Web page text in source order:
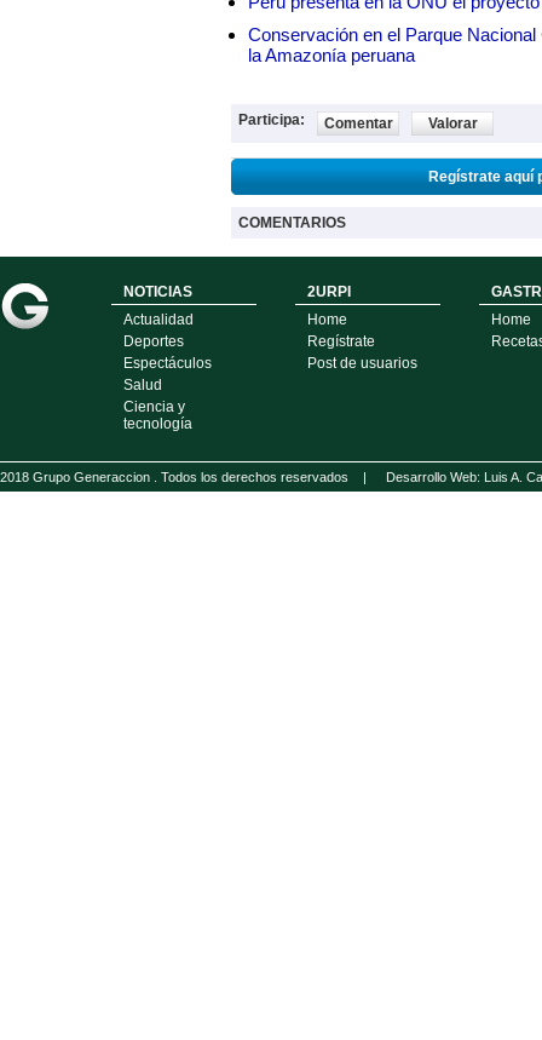
Conservación en el Parque
la Amazonía peruana
Participa: Comentar Valorar
Regístrate aquí
COMENTARIOS
NOTICIAS
Actualidad
Deportes
Espectáculos
Salud
Ciencia y
tecnología
2URPI
Home
Regístrate
Post de usuarios
Home
2018 Grupo Generaccion . Todos los derechos reservados | Desarrollo Web: Luis